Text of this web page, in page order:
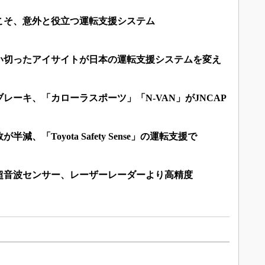
、意外と役立つ運転支援システム
ったアイサイトが日本の運転支援システムを変え
レーキ、「カローラスポーツ」「N-VAN」がJNCAP
半減、「Toyota Safety Sense」の運転支援で
波センサー、レーザーレーダーより高精度